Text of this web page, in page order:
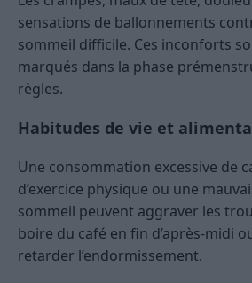
sensations de ballonnements
sommeil difficile. Ces inconforts
marqués dans la phase
règles.
Habitudes de vie et
Une consommation excessive de
d’exercice physique ou une
sommeil peuvent aggraver les
boire du café en fin d’après-midi
retarder l’endormissement.